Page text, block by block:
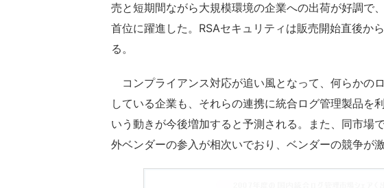
売と短期間ながら大規模環境の企業への出荷が好調で
首位に躍進した。RSAセキュリティは販売開始直後か
る。
コンプライアンス対応が追い風となって、何らかの
している企業も、それらの連携に統合ログ管理製品を
いう動きが今後増加すると予測される。また、同市
外ベンダーの参入が相次いでおり、ベンダーの競争が